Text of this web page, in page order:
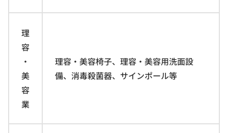
理
容
・
美
容
業
理容・美容椅子、理容・美容用洗面設
備、消毒殺菌器、サインポール等